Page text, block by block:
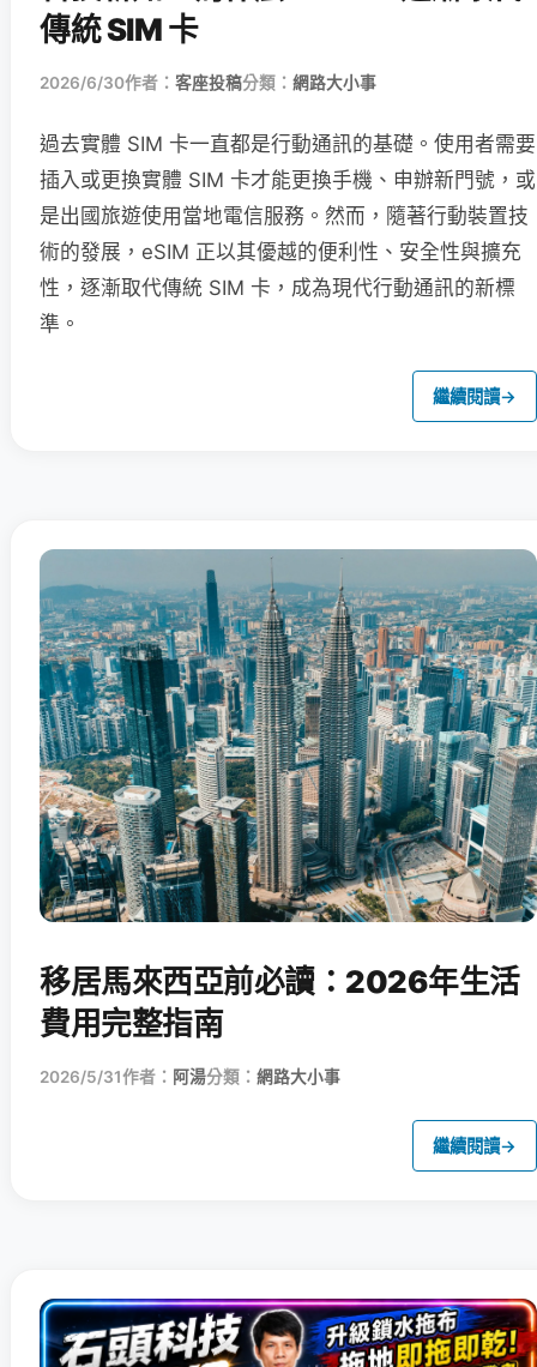
傳統 SIM 卡
2026/6/30作者： 客座投稿分類： 網路大小事
過去實體 SIM 卡一直都是行動通訊的基礎。使用者需要
插入或更換實體 SIM 卡才能更換手機、申辦新門號，或
是出國旅遊使用當地電信服務。然而，隨著行動裝置技
術的發展，eSIM 正以其優越的便利性、安全性與擴充
性，逐漸取代傳統 SIM 卡，成為現代行動通訊的新標
準。
繼續閱讀→
移居馬來西亞前必讀：2026年生活
費用完整指南
2026/5/31作者： 阿湯分類： 網路大小事
繼續閱讀→